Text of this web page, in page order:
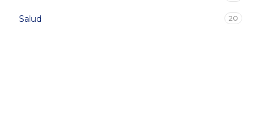
Salud 20